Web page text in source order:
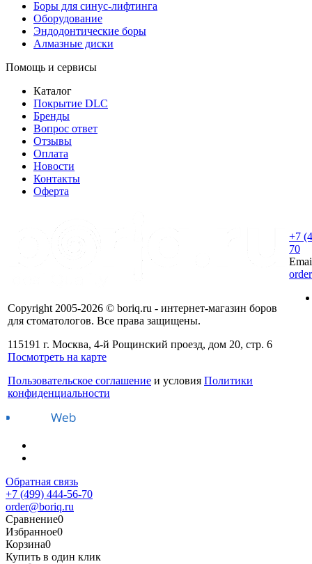
Боры для синус-лифтинга
Оборудование
Эндодонтические боры
Алмазные диски
Помощь и сервисы
Каталог
Покрытие DLC
Бренды
Вопрос ответ
Отзывы
Оплата
Новости
Контакты
Оферта
Copyright 2005-2026 © boriq.ru - интернет-магазин боров
для стоматологов. Все права защищены.
115191 г. Москва, 4-й Рощинский проезд, дом 20, стр. 6
Посмотреть на карте
Пользовательское соглашение и условия Политики
конфиденциальности
+7
70
Обратная связь
+7 (499) 444-56-70
order@boriq.ru
Сравнение0
Избранное0
Корзина0
Купить в один клик